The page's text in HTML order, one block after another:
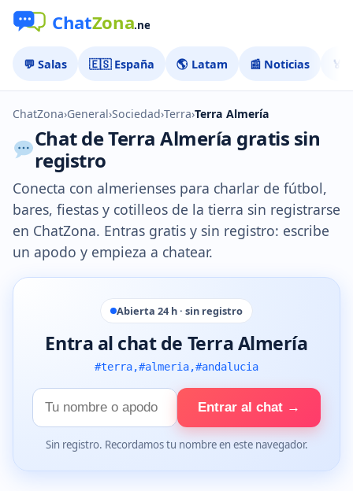
💬 Salas 🇪🇸 España 🌎 Latam 📰 Noticias 🏅
ChatZona›General›Sociedad›Terra›Terra Almería
Chat de Terra Almería gratis sin
registro
Conecta con almerienses para charlar de fútbol,
bares, fiestas y cotilleos de la tierra sin registrarse
en ChatZona. Entras gratis y sin registro: escribe
un apodo y empieza a chatear.
Abierta 24 h · sin registro
Entra al chat de Terra Almería
#terra,#almeria,#andalucia
Tu
nombre
Entrar al chat →
Sin registro. Recordamos tu nombre en este navegador.